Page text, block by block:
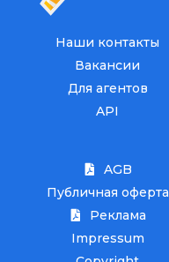
Наши контакты
Вакансии
Для агентов
API
AGB
Публичная оферта
Реклама
Impressum